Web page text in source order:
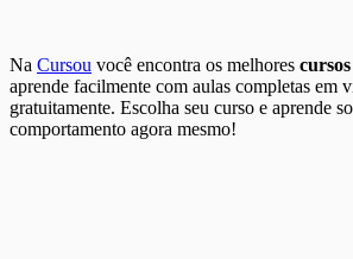
Na Cursou você encontra os melhores
aprende facilmente com aulas completas em
gratuitamente. Escolha seu curso e aprende
comportamento agora mesmo!